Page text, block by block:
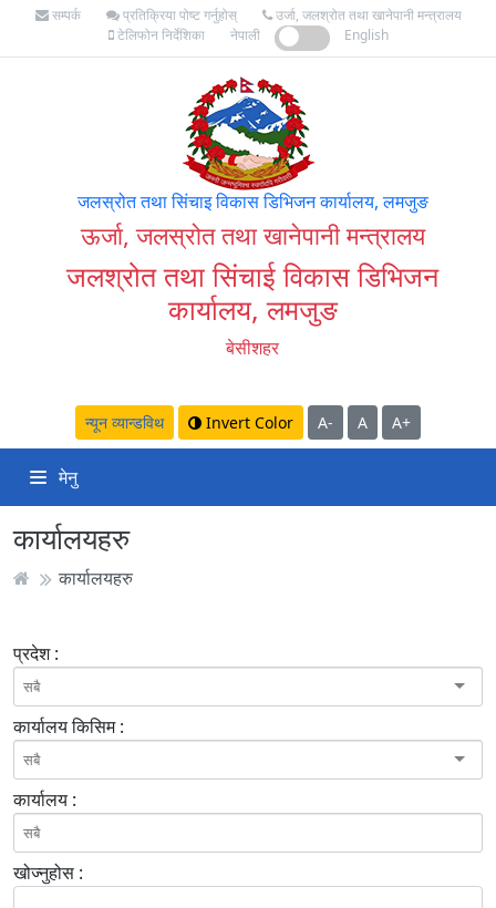
सम्पर्क प्रतिक्रिया पोष्ट गर्नुहोस्
उर्जा, जलश्रोत तथा खानेपानी मन्त्रालय
टेलिफोन निर्देशिका
नेपाली English
जलस्रोत तथा सिंचाइ विकास डिभिजन कार्यालय, लमजुङ
ऊर्जा, जलस्रोत तथा खानेपानी मन्त्रालय
जलश्रोत तथा सिंचाई विकास डिभिजन
कार्यालय, लमजुङ
बेसीशहर
न्यून व्यान्डविथ Invert Color A- A A+
मेनु
कार्यालयहरु
कार्यालयहरु
प्रदेश :
कार्यालय किसिम :
कार्यालय :
खोज्नुहोस :